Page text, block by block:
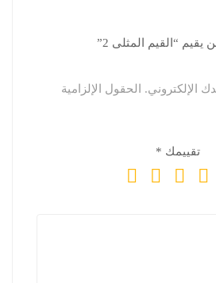
“القيم المثلى 2”
الإلكتروني.
الحقول الإلزامية
تقييمك *